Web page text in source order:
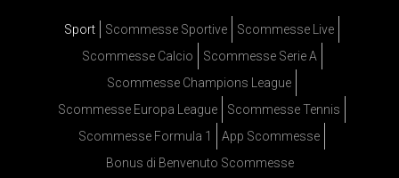
Sport Scommesse Sportive
Scommesse Live
Scommesse Calcio
Scommesse Serie A
Scommesse Champions League
Scommesse Europa League
Scommesse Tennis
Scommesse Formula 1
App Scommesse
Bonus di Benvenuto Scommesse